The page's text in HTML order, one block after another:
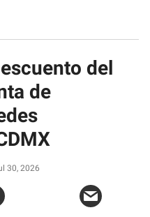
del
de
30, 2026